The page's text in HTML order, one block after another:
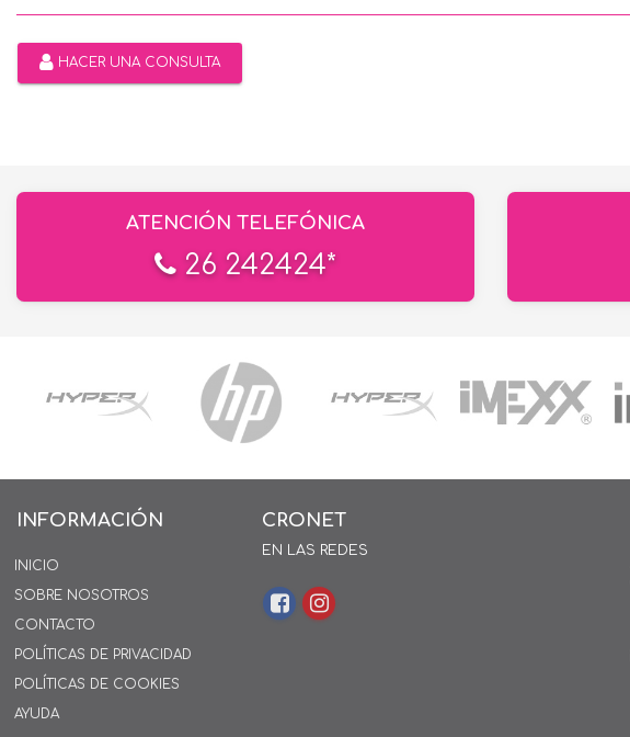
HACER UNA CONSULTA
ATENCIÓN TELEFÓNICA
26 242424*
INFORMACIÓN
INICIO
SOBRE NOSOTROS
CONTACTO
POLÍTICAS DE PRIVACIDAD
POLÍTICAS DE COOKIES
AYUDA
CRONET
EN LAS REDES